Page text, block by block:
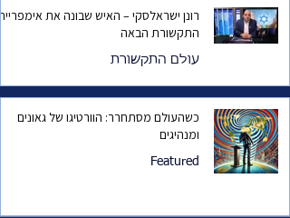
רונן ישראלסקי – האיש שבונה את
התקשורת הבאה
עולם התקשורת
כשהעולם מסתחרר: הוורטיגו של גאונים
ומנהיגים
Featured